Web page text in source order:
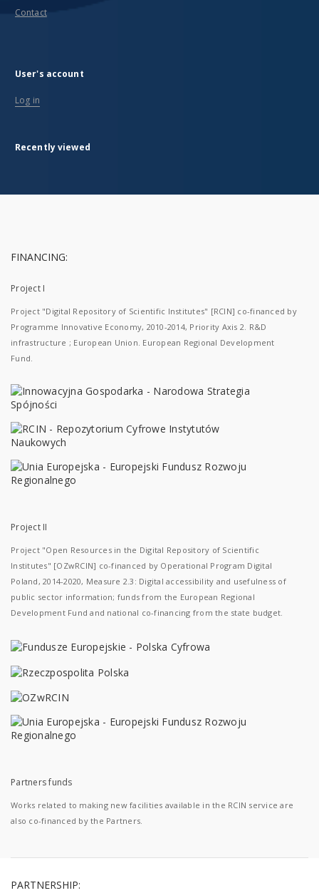
Contact
User's account
Log in
Recently viewed
FINANCING:
Project I
Project "Digital Repository of Scientific Institutes" [RCIN] co-financed by
Programme Innovative Economy, 2010-2014, Priority Axis 2. R&D
infrastructure ; European Union. European Regional Development
Fund.
Project II
Project "Open Resources in the Digital Repository of Scientific
Institutes" [OZwRCIN] co-financed by Operational Program Digital
Poland, 2014-2020, Measure 2.3: Digital accessibility and usefulness of
public sector information; funds from the European Regional
Development Fund and national co-financing from the state budget.
Partners funds
Works related to making new facilities available in the RCIN service are
also co-financed by the Partners.
PARTNERSHIP: